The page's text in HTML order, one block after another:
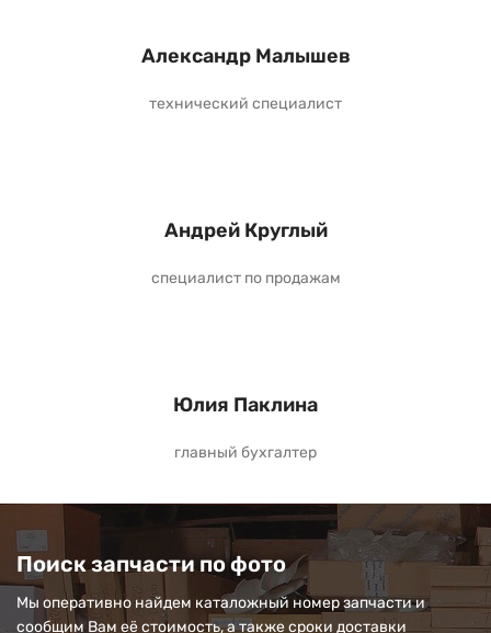
Александр Малышев
технический специалист
Андрей Круглый
специалист по продажам
Юлия Паклина
главный бухгалтер
Поиск запчасти по фото
Мы оперативно найдем каталожный номер запчасти и
сообщим Вам её стоимость, а также сроки доставки